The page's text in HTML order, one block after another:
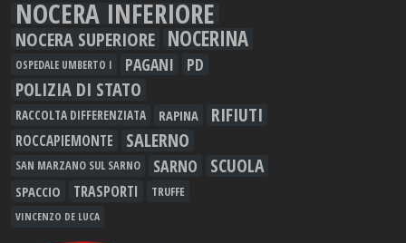
NOCERA INFERIORE
NOCERA SUPERIORE NOCERINA
OSPEDALE UMBERTO I PAGANI PD
POLIZIA DI STATO
RACCOLTA DIFFERENZIATA RAPINA RIFIUTI
ROCCAPIEMONTE SALERNO
SAN MARZANO SUL SARNO SARNO SCUOLA
SPACCIO TRASPORTI TRUFFE
VINCENZO DE LUCA